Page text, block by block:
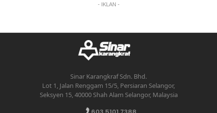
- IKLAN -
Sinar Karangkraf Sdn. Bhd.
Lot 1, Jalan Renggam 15/5, Persiaran Selangor,
Seksyen 15, 40000 Shah Alam Selangor, Malaysia